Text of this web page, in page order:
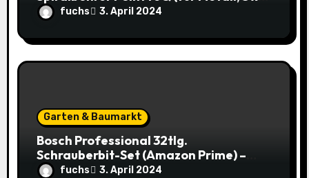
33 x 61 mm) – Top Deal: 3,49€ statt
8,48€
fuchs 3. April 2024
Garten & Baumarkt
Bosch Professional 32tlg.
Schrauberbit-Set (Amazon Prime) –
Jetzt nur 9,95€ statt 14,29€
fuchs 3. April 2024